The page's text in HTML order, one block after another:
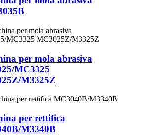
per mola abrasiva
MC3325
M3325Z
per rettifica
M3340B